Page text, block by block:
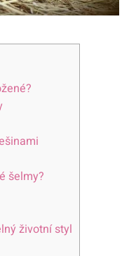
šelmy?
životní styl